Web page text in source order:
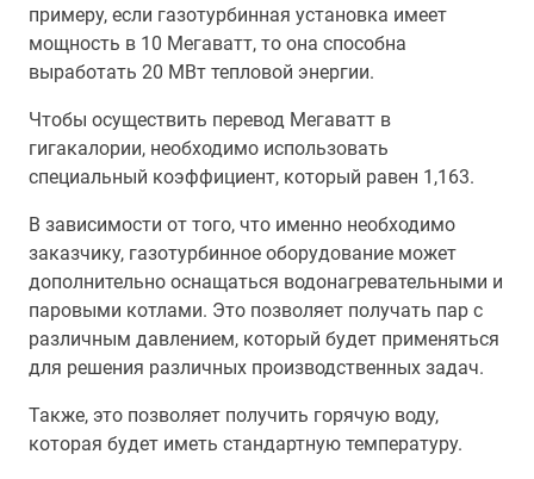
примеру, если газотурбинная установка имеет
мощность в 10 Мегаватт, то она способна
выработать 20 МВт тепловой энергии.
Чтобы осуществить перевод Мегаватт в
гигакалории, необходимо использовать
специальный коэффициент, который равен 1,163.
В зависимости от того, что именно необходимо
заказчику, газотурбинное оборудование может
дополнительно оснащаться водонагревательными и
паровыми котлами. Это позволяет получать пар с
различным давлением, который будет применяться
для решения различных производственных задач.
Также, это позволяет получить горячую воду,
которая будет иметь стандартную температуру.